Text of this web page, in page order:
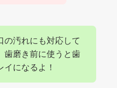
の汚れにも対応して
歯磨き前に使うと歯
イになるよ！